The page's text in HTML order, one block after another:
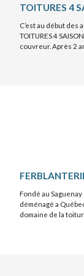
TOITURES 4
C’est au début des
TOITURES 4
couvreur. Après 2
Fondé au
déménagé a
domaine de la